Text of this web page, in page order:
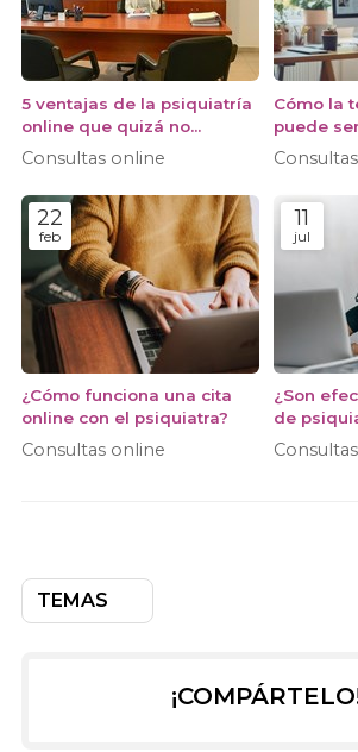
TEMAS
5 ventajas de la psiquiatría
online que quizá no
conocías
Consultas online
Cómo la
puede
como las
22
feb
¿Cómo funciona una cita
online con el psiquiatra?
Consultas online
11
jul
¿Son
de